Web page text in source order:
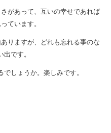
があって、互いの幸せであれば
ています。
りますが、どれも忘れる事のな
出です。
しょうか。楽しみです。